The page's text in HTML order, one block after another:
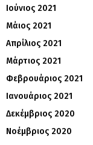
Ιούνιος 2021
Μάιος 2021
Απρίλιος 2021
Μάρτιος 2021
Φεβρουάριος 2021
Ιανουάριος 2021
Δεκέμβριος 2020
Νοέμβριος 2020